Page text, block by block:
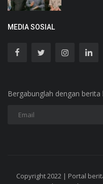
MEDIA SOSIAL
Bergabunglah dengan berita
Copyright 2022 | Portal